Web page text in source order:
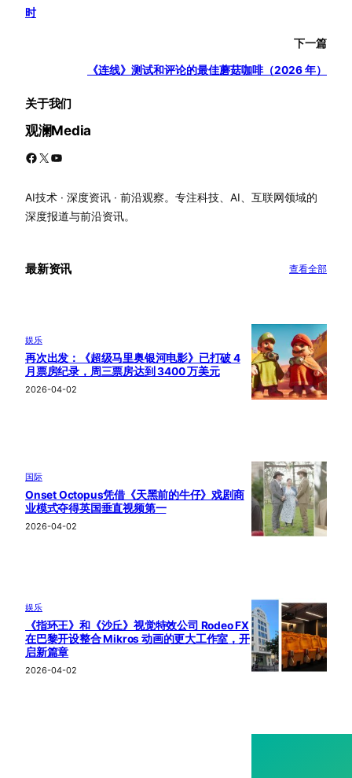
时
下一篇
《连线》测试和评论的最佳蘑菇咖啡（2026 年）
关于我们
观澜Media
Facebook X YouTube
AI技术 · 深度资讯 · 前沿观察。专注科技、AI、互联网领域的
深度报道与前沿资讯。
最新资讯 查看全部
娱乐
再次出发：《超级马里奥银河电影》已打破 4
月票房纪录，周三票房达到 3400 万美元
2026-04-02
国际
Onset Octopus凭借《天黑前的牛仔》戏剧商
业模式夺得英国垂直视频第一
2026-04-02
娱乐
《指环王》和《沙丘》视觉特效公司 Rodeo FX
在巴黎开设整合 Mikros 动画的更大工作室，开
启新篇章
2026-04-02